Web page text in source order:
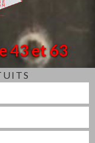
43 et 63